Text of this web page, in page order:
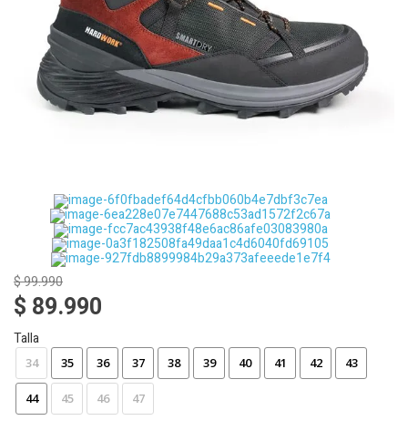
$ 99.990
$ 89.990
Talla
36 37 38 39 40 41 42 43
44 45 46 47
34 35